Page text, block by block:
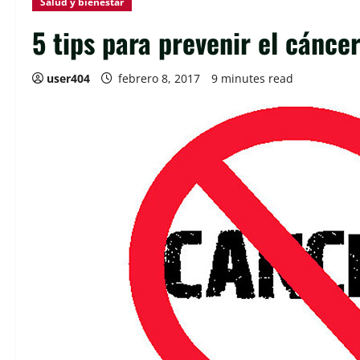
5 tips para prevenir el cáncer
user404 febrero 8, 2017 9 minutes read